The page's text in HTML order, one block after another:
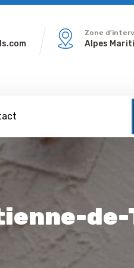
Zone
Alpes
de-